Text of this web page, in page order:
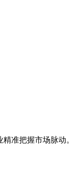
准把握市场脉动。